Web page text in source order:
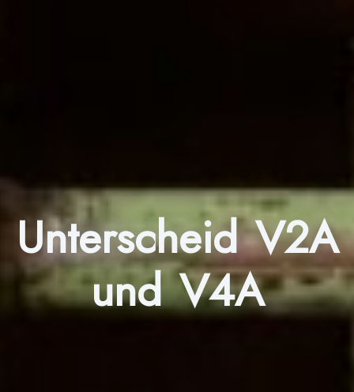
Unterscheid V2A
und V4A